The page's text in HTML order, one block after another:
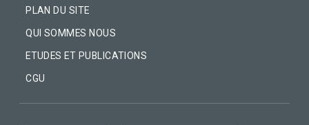
PLAN DU SITE
QUI SOMMES NOUS
ETUDES ET PUBLICATIONS
CGU